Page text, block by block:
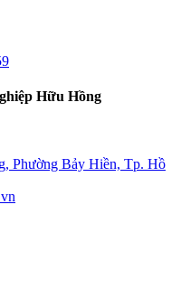
Hữu Hồng
Phường Bảy Hiền, Tp. Hồ